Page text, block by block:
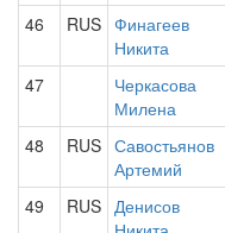
46 RUS Финагеев
Никита
47
Черкасова
Милена
48 RUS Савостьянов
Артемий
49 RUS Денисов